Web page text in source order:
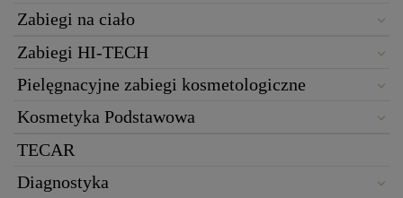
Zabiegi na ciało
Zabiegi HI-TECH
Pielęgnacyjne zabiegi kosmetologiczne
Kosmetyka Podstawowa
TECAR
Diagnostyka